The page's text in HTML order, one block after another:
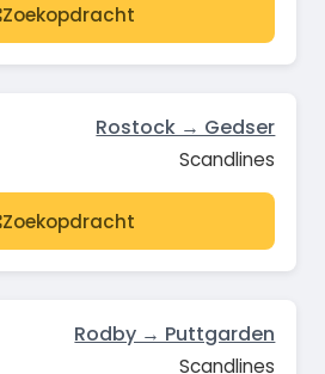
Zoekopdracht
Rostock → Gedser
Scandlines
Zoekopdracht
Rodby → Puttgarden
Scandlines